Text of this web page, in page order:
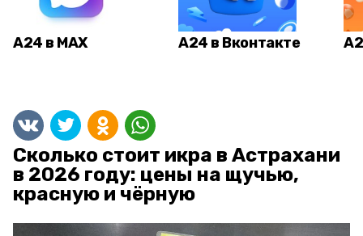
А24 в MAX А24 в Вконтакте
Сколько стоит икра в Астрахани
в 2026 году: цены на щучью,
красную и чёрную